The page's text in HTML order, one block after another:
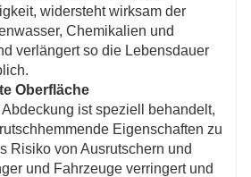
widersteht wirksam der
Chemikalien und
verlängert so die Lebensdauer
Oberfläche
ist speziell behandelt,
Eigenschaften zu
Risiko von Ausrutschern und
und Fahrzeuge verringert und